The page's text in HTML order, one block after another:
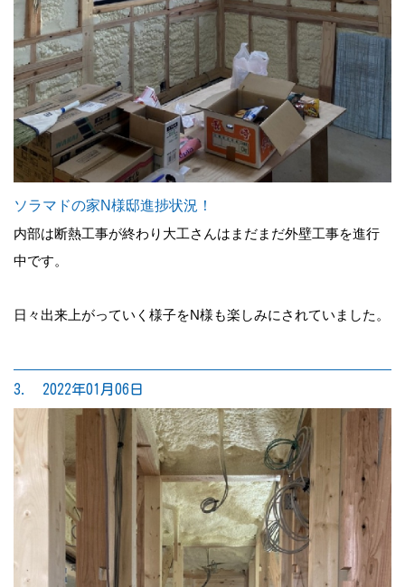
ソラマドの家N様邸進捗状況！
内部は断熱工事が終わり大工さんはまだまだ外壁工事を進行
中です。
日々出来上がっていく様子をN様も楽しみにされていました。
3. 2022年01月06日